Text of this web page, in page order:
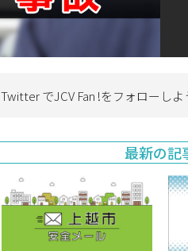
Twitter でJCV Fan !をフォローしよ
最新の記